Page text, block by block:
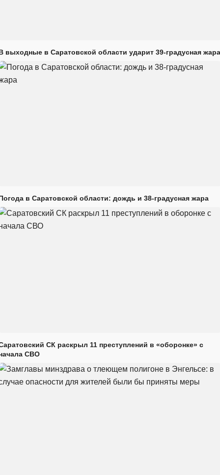
выходные в Саратовской области ударит 39-градусная жара
в Саратовской области: дождь и 38-градусная жара
СК раскрыл 11 преступлений в «оборонке» с
СВО